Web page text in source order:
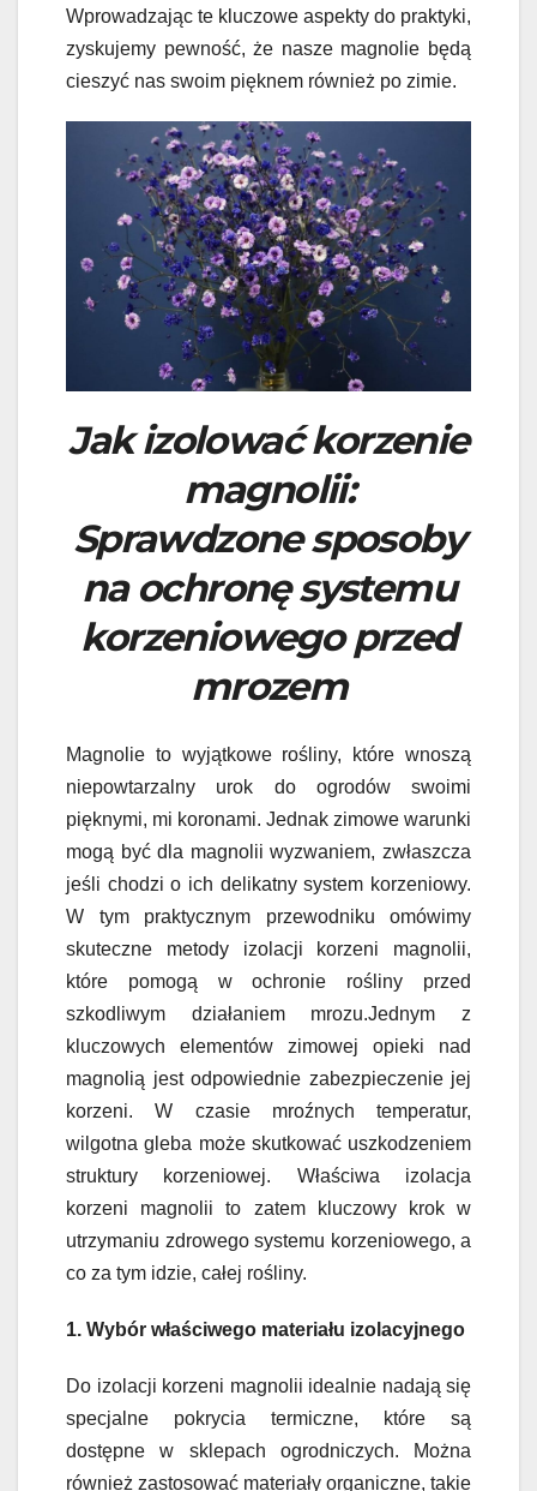
Wprowadzając te kluczowe aspekty do praktyki,
zyskujemy pewność, że nasze magnolie będą
cieszyć nas swoim pięknem również po zimie.
Jak izolować korzenie
magnolii:
Sprawdzone sposoby
na ochronę systemu
korzeniowego przed
mrozem
Magnolie to wyjątkowe rośliny, które wnoszą
niepowtarzalny urok do ogrodów swoimi
pięknymi, mi koronami. Jednak zimowe warunki
mogą być dla magnolii wyzwaniem, zwłaszcza
jeśli chodzi o ich delikatny system korzeniowy.
W tym praktycznym przewodniku omówimy
skuteczne metody izolacji korzeni magnolii,
które pomogą w ochronie rośliny przed
szkodliwym działaniem mrozu.Jednym z
kluczowych elementów zimowej opieki nad
magnolią jest odpowiednie zabezpieczenie jej
korzeni. W czasie mroźnych temperatur,
wilgotna gleba może skutkować uszkodzeniem
struktury korzeniowej. Właściwa izolacja
korzeni magnolii to zatem kluczowy krok w
utrzymaniu zdrowego systemu korzeniowego, a
co za tym idzie, całej rośliny.
1. Wybór właściwego materiału izolacyjnego
Do izolacji korzeni magnolii idealnie nadają się
specjalne pokrycia termiczne, które są
dostępne w sklepach ogrodniczych. Można
również zastosować materiały organiczne, takie